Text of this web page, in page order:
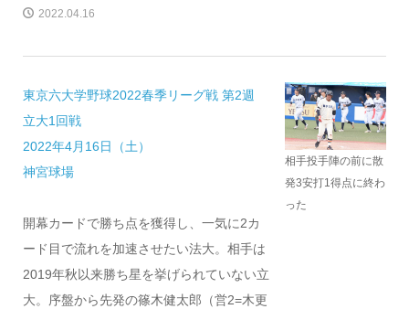
2022.04.16
東京六大学野球2022春季リーグ戦 第2週
立大1回戦
2022年4月16日（土）
神宮球場
開幕カードで勝ち点を獲得し、一気に2カ
ード目で流れを加速させたい法大。相手は
2019年秋以来勝ち星を挙げられていない立
大。序盤から先発の篠木健太郎（営2=木更
相手投手陣の前に散
発3安打1得点に終わ
った